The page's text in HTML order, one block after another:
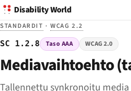
Disability World
STANDARDIT ·WCAG 2.2
SC 1.2.8 Taso AAA WCAG 2.0
Mediavaihtoehto
Tallennettu synkronoitu